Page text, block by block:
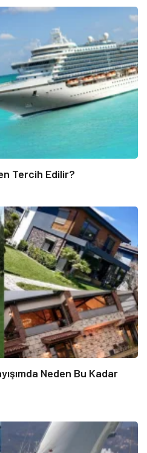
Tercih Edilir?
Neden Bu Kadar